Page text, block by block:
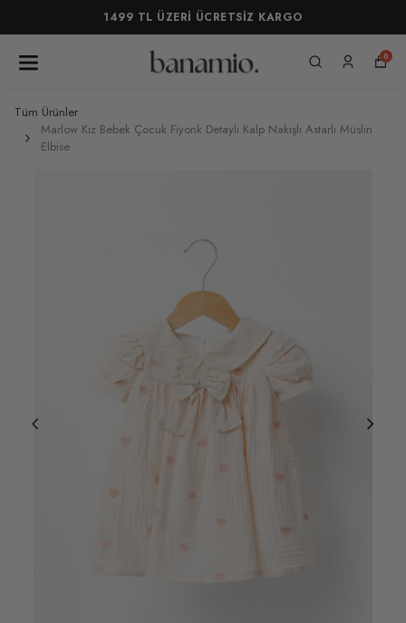
1499 TL ÜZERİ ÜCRETSİZ KARGO
0
Tüm Ürünler
Marlow Kız Bebek Çocuk Fiyonk Detaylı Kalp Nakışlı Astarlı Müslin
Elbise